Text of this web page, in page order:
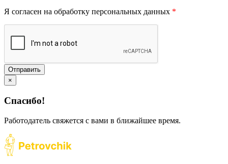
Я согласен на обработку персональных данных *
Отправить
×
Спасибо!
Работодатель свяжется с вами в ближайшее время.